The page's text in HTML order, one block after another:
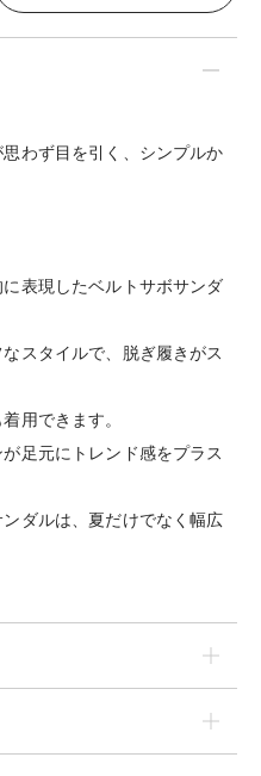
わず目を引く、シンプルか
表現したベルトサボサンダ
スタイルで、脱ぎ履きがス
用できます。
足元にトレンド感をプラス
ダルは、夏だけでなく幅広